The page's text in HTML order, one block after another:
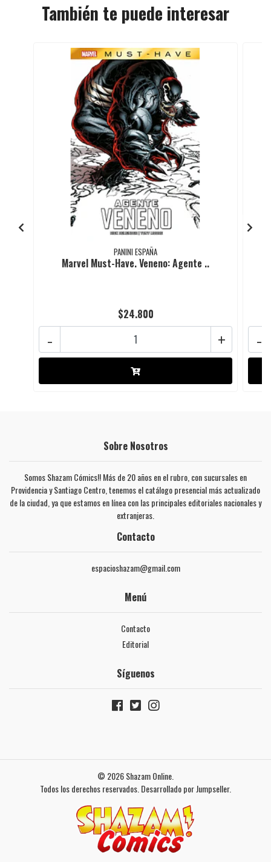
También te puede interesar
PANINI ESPAÑA
Marvel Must-Have. Veneno: Agente ..
$24.800
+
- -
Sobre Nosotros
Somos Shazam Cómics!! Más de 20 años en el rubro, con sucursales en
Providencia y Santiago Centro, tenemos el catálogo presencial más actualizado
de la ciudad, ya que estamos en línea con las principales editoriales nacionales y
extranjeras.
Contacto
espacioshazam@gmail.com
Menú
Contacto
Editorial
Síguenos
© 2026 Shazam Online.
Todos los derechos reservados.Desarrollado por Jumpseller.